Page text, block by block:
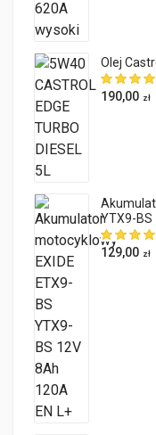
Olej
190,00 zł
YTX9-BS
129,00 zł